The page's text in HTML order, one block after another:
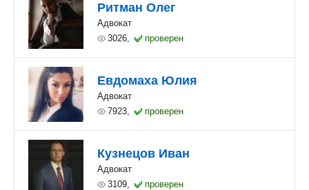
Ритман Олег
Адвокат
3026,
проверен
Евдомаха Юлия
Адвокат
7923,
проверен
Кузнецов Иван
Адвокат
3109,
проверен